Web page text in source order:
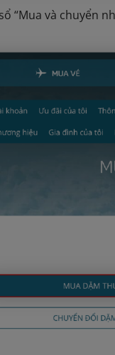
“Mua và chuyển